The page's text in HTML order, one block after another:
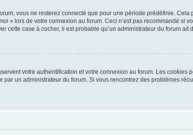
vous ne resterez connecté que pour une période prédéfinie. Cela
» lors de votre connexion au forum. Ceci n’est pas recommandé si
cette case à cocher, il est probable qu’un administrateur du forum ait
votre authentification et votre connexion au forum. Les cookies
un administrateur du forum. Si vous rencontrez des problèmes